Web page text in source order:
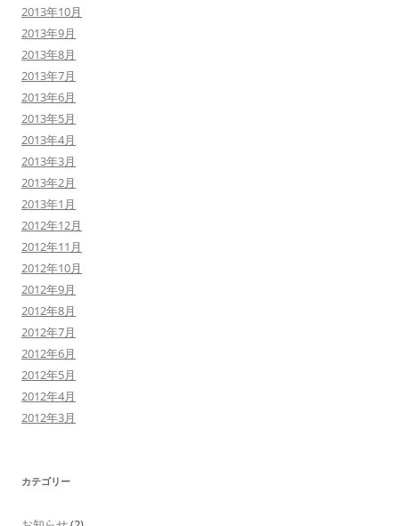
2013年10月
2013年9月
2013年8月
2013年7月
2013年6月
2013年5月
2013年4月
2013年3月
2013年2月
2013年1月
2012年12月
2012年11月
2012年10月
2012年9月
2012年8月
2012年7月
2012年6月
2012年5月
2012年4月
2012年3月
カテゴリー